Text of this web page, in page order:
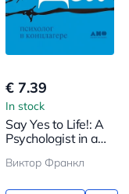
€ 7.39
In stock
Say Yes to Life!: A
Psychologist in a
Camp
Виктор Франкл